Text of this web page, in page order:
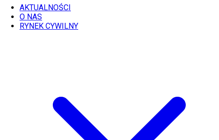
AKTUALNOŚCI
O NAS
RYNEK CYWILNY